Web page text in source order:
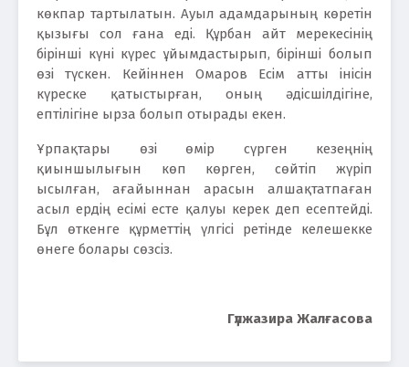
көкпар тартылатын. Ауыл адамдарының көретін
қызығы сол ғана еді. Құрбан айт мерекесінің
бірінші күні күрес ұйымдастырып, бірінші болып
өзі түскен. Кейіннен Омаров Есім атты інісін
күреске қатыстырған, оның әдісшілдігіне,
ептілігіне ырза болып отырады екен.
Ұрпақтары өзі өмір сүрген кезеңнің
қиыншылығын көп көрген, сөйтіп жүріп
ысылған, ағайыннан арасын алшақтатпаған
асыл ердің есімі есте қалуы керек деп есептейді.
Бұл өткенге құрметтің үлгісі ретінде келешекке
өнеге болары сөзсіз.
Гүлжазира Жалғасова